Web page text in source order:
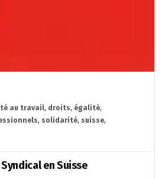
au travail, droits, égalité,
, solidarité, suisse,
en Suisse